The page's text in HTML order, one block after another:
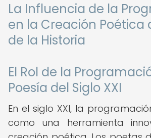
La Influencia de la
en la Creación Poética
de la Historia
El Rol de la
Poesía del Siglo XXI
En el siglo XXI, la
como una herramienta